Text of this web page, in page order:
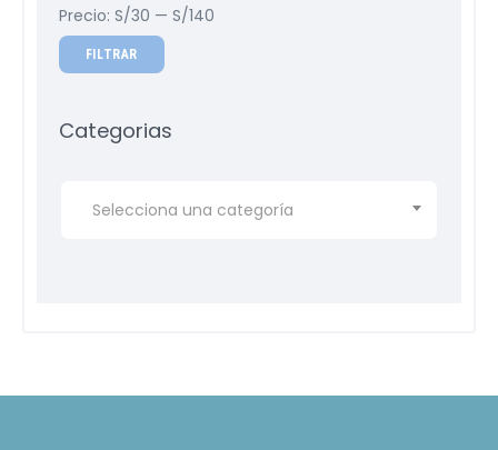
FILTRAR
Precio:S/30 —S/140
Categorias
Selecciona una categoría